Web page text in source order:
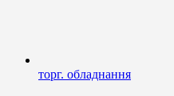
торг. обладнання